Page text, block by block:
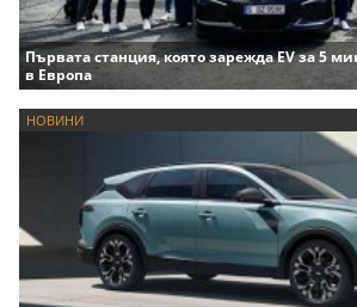
Първата станция, която зарежда EV за 5
в Европа
НОВИНИ